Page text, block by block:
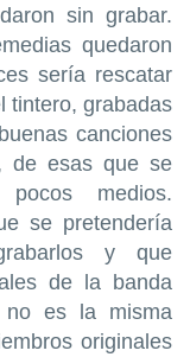
sin grabar.
quedaron
sería rescatar
tintero, grabadas
canciones
de esas que se
medios.
se pretendería
y que
de la banda
no es la misma
originales